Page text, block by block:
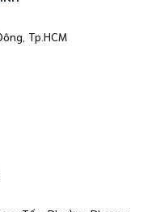
Tp.HCM